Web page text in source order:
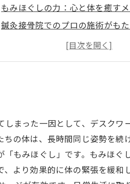
もみほぐしの力：心と体を癒す
鍼灸接骨院でのプロの施術がも
自宅でできる！セルフケアで健
心と体の調和を取り戻すための
まった一因として、デスク
の体は、長時間同じ姿勢を
もみほぐし」です。もみほ
より効果的に体の緊張を緩